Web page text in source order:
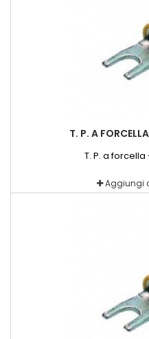
T. P. A
T. P. a forcella
Aggiungi